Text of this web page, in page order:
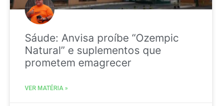
Sáude: Anvisa proíbe “Ozempic
Natural” e suplementos que
prometem emagrecer
VER MATÉRIA »